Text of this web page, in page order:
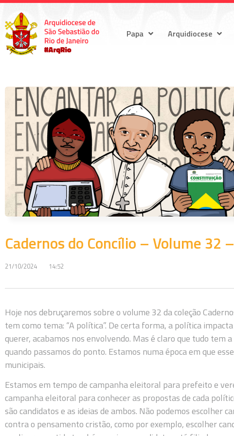
Papa Arquidiocese
Cadernos do Concílio – Volume 32
21/10/2024 14:52
Hoje nos debruçaremos sobre o volume 32 da coleção
tem como tema: “A política”. De certa forma, a política
querer, acabamos nos envolvendo. Mas é claro que tudo tem
quando passamos do ponto. Estamos numa época em que
municipais.
Estamos em tempo de campanha eleitoral para prefeito e
campanha eleitoral para conhecer as propostas de cada
são candidatos e as ideias de ambos. Não podemos escolher
contra o pensamento cristão, como por exemplo, escolher